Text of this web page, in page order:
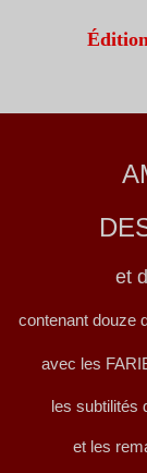
et
contenant douze
avec les
les subtilités
et les